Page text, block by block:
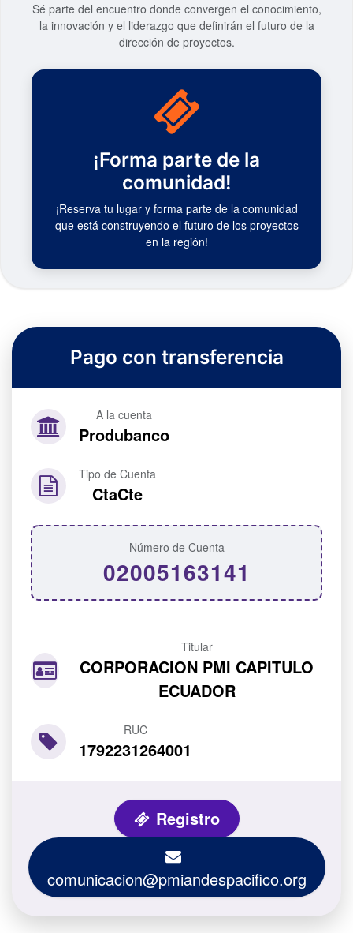
Sé parte del encuentro donde convergen el conocimiento,
la innovación y el liderazgo que definirán el futuro de la
dirección de proyectos.
¡Forma parte de la
comunidad!
¡Reserva tu lugar y forma parte de la comunidad
que está construyendo el futuro de los proyectos
en la región!
Pago con transferencia
A la cuenta
Produbanco
Tipo de Cuenta
CtaCte
Número de Cuenta
02005163141
Titular
CORPORACION PMI CAPITULO
ECUADOR
RUC
1792231264001
Registro
comunicacion@pmiandespacifico.org